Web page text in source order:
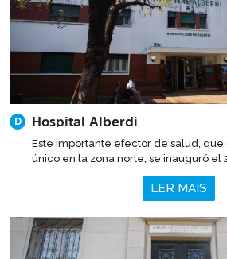
D Hospital Alberdi
Este importante efector de salud,
único en la zona norte, se inauguró el
LER MAIS